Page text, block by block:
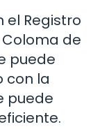
el Registro
de
puede
con la
puede